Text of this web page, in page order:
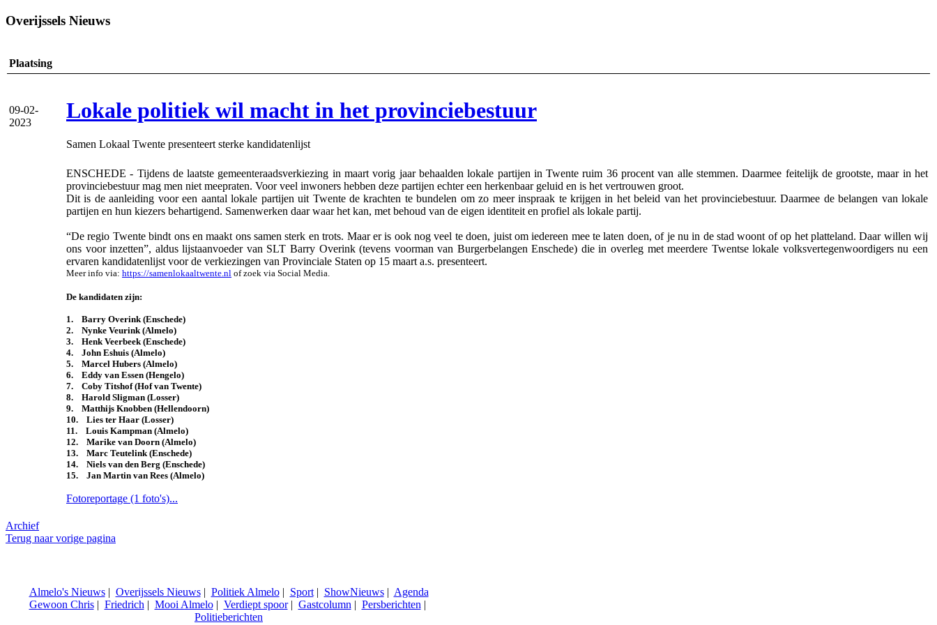
Overijssels Nieuws
Plaatsing
09-02-
2023
Lokale politiek wil macht in het provinciebestuur
Samen Lokaal Twente presenteert sterke kandidatenlijst
ENSCHEDE - Tijdens de laatste gemeenteraadsverkiezing in maart vorig jaar behaalden lokale partijen in Twente ruim 36 procent van alle stemmen. Daarmee feitelijk de grootste, maar in het
provinciebestuur mag men niet meepraten. Voor veel inwoners hebben deze partijen echter een herkenbaar geluid en is het vertrouwen groot.
Dit is de aanleiding voor een aantal lokale partijen uit Twente de krachten te bundelen om zo meer inspraak te krijgen in het beleid van het provinciebestuur. Daarmee de belangen van lokale
partijen en hun kiezers behartigend. Samenwerken daar waar het kan, met behoud van de eigen identiteit en profiel als lokale partij.
“De regio Twente bindt ons en maakt ons samen sterk en trots. Maar er is ook nog veel te doen, juist om iedereen mee te laten doen, of je nu in de stad woont of op het platteland. Daar willen wij
ons voor inzetten”, aldus lijstaanvoeder van SLT Barry Overink (tevens voorman van Burgerbelangen Enschede) die in overleg met meerdere Twentse lokale volksvertegenwoordigers nu een
ervaren kandidatenlijst voor de verkiezingen van Provinciale Staten op 15 maart a.s. presenteert.
Meer info via: https://samenlokaaltwente.nl of zoek via Social Media.
De kandidaten zijn:
1. Barry Overink (Enschede)
2. Nynke Veurink (Almelo)
3. Henk Veerbeek (Enschede)
4. John Eshuis (Almelo)
5. Marcel Hubers (Almelo)
6. Eddy van Essen (Hengelo)
7. Coby Titshof (Hof van Twente)
8. Harold Sligman (Losser)
9. Matthijs Knobben (Hellendoorn)
10. Lies ter Haar (Losser)
11. Louis Kampman (Almelo)
12. Marike van Doorn (Almelo)
13. Marc Teutelink (Enschede)
14. Niels van den Berg (Enschede)
15. Jan Martin van Rees (Almelo)
Fotoreportage (1 foto's)...
Archief
Terug naar vorige pagina
Almelo's Nieuws| Overijssels Nieuws| Politiek Almelo| Sport| ShowNieuws| Agenda
Gewoon Chris| Friedrich| Mooi Almelo| Verdiept spoor| Gastcolumn| Persberichten|
Politieberichten